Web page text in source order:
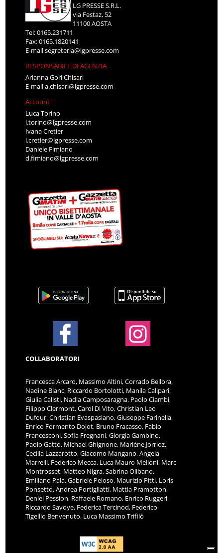
LG PRESSE S.R.L.
via Festaz, 52
11100 AOSTA
Tel: 0165.231711
Fax: 0165.1820141
E-mailsegreteria@lgpresse.com
RESPONSABILE DI AGENZIA
Arianna Gori Chisari
E-maila.chisari@lgpresse.com
Account
Luca Torino
l.torino@lgpresse.com
Ivana Cretier
i.cretier@lgpresse.com
Daniele Fimiano
d.fimiano@lgpresse.com
COLLABORATORI
Francesca Arcaro, Massimo Altini, Corrado Bellora,
Nadine Blanc, Riccardo Bortolotti, Manila Calipari,
Giulia Calisti, Nadia Camposaragna, Paolo Ciambi,
Filippo Clermont, Carol Di Vito, Christian Leo
Dufour, Christian Evaspasiano, Giuseppe Farinella,
Enrico Formento Dojot, Bruno Fracasso, Fabio
Francesconi, Sofia Fregnani, Giorgia Gambino,
Paolo Gatto, Michael Ghignone, Marlène Jorrioz,
Cecilia Lazzarotto, Giacomo Mangano, Angela
Marrelli, Federico Mecca, Luca Mauro Melloni, Marc
Montrosset, Matteo Nigra, Sabrina Olibano,
Emiliano Pala, Gabriele Peloso, Maurizio Pitti, Loris
Ponsetto, Andrea Portigliatti, Mattia Pramotton,
Deniel Pession, Raffaele Romano, Enrico Ruggeri,
Riccardo Savoye, Federica Tercinod, Federico
Tigellio Benvenuto, Luca Massimo Trifilò